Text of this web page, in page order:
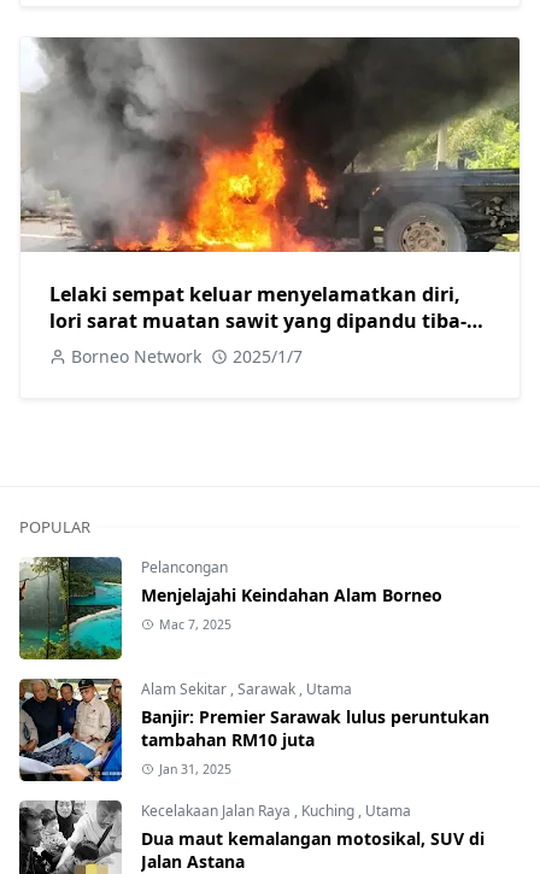
Lelaki sempat keluar menyelamatkan diri,
lori sarat muatan sawit yang dipandu tiba-
tiba terbakar
Borneo Network 2025/1/7
POPULAR
Pelancongan
Menjelajahi Keindahan Alam Borneo
Mac 7, 2025
Alam Sekitar ,Sarawak , Utama
Banjir: Premier Sarawak lulus peruntukan
tambahan RM10 juta
Jan 31, 2025
Kecelakaan Jalan Raya , Kuching , Utama
Dua maut kemalangan motosikal, SUV di
Jalan Astana